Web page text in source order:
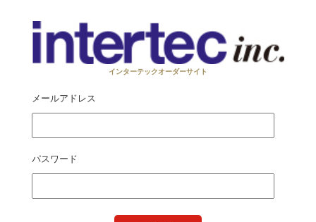
インターテックオーダーサイト
メールアドレス
パスワード